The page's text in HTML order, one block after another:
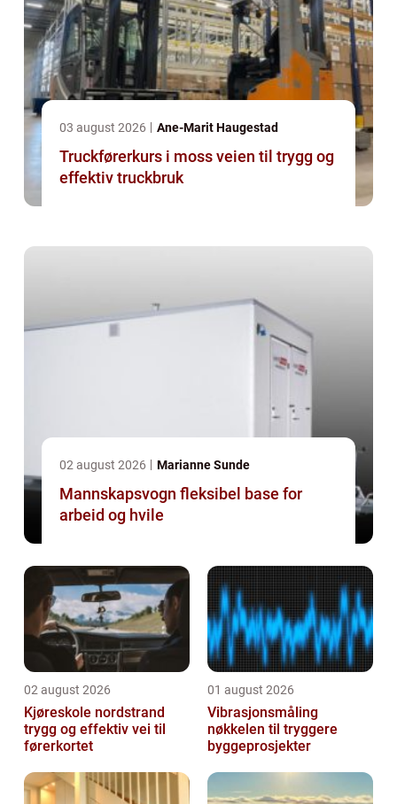
03 august 2026 Ane-Marit Haugestad
Truckførerkurs i moss veien til trygg og
effektiv truckbruk
02 august 2026 Marianne Sunde
Mannskapsvogn fleksibel base for
arbeid og hvile
02 august 2026
Kjøreskole nordstrand
trygg og effektiv vei til
førerkortet
01 august 2026
Vibrasjonsmåling
nøkkelen til tryggere
byggeprosjekter